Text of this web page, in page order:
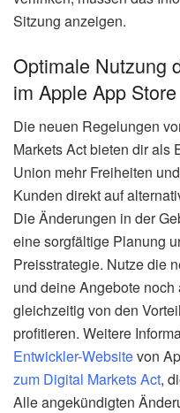
Sitzung anzeigen.
Optimale Nutzung
im Apple App Store
Die neuen Regelungen
Markets Act bieten dir als
Union mehr Freiheiten
Kunden direkt auf
Die Änderungen in der
eine sorgfältige Planung
Preisstrategie. Nutze die
und deine Angebote
gleichzeitig von den
profitieren. Weitere
Entwickler-Websitevon
zum Digital Markets Act,
Alle angekündigten